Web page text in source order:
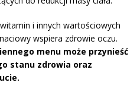
i innych wartościowych
wspiera zdrowie oczu.
menu może przynieść
stanu zdrowia oraz